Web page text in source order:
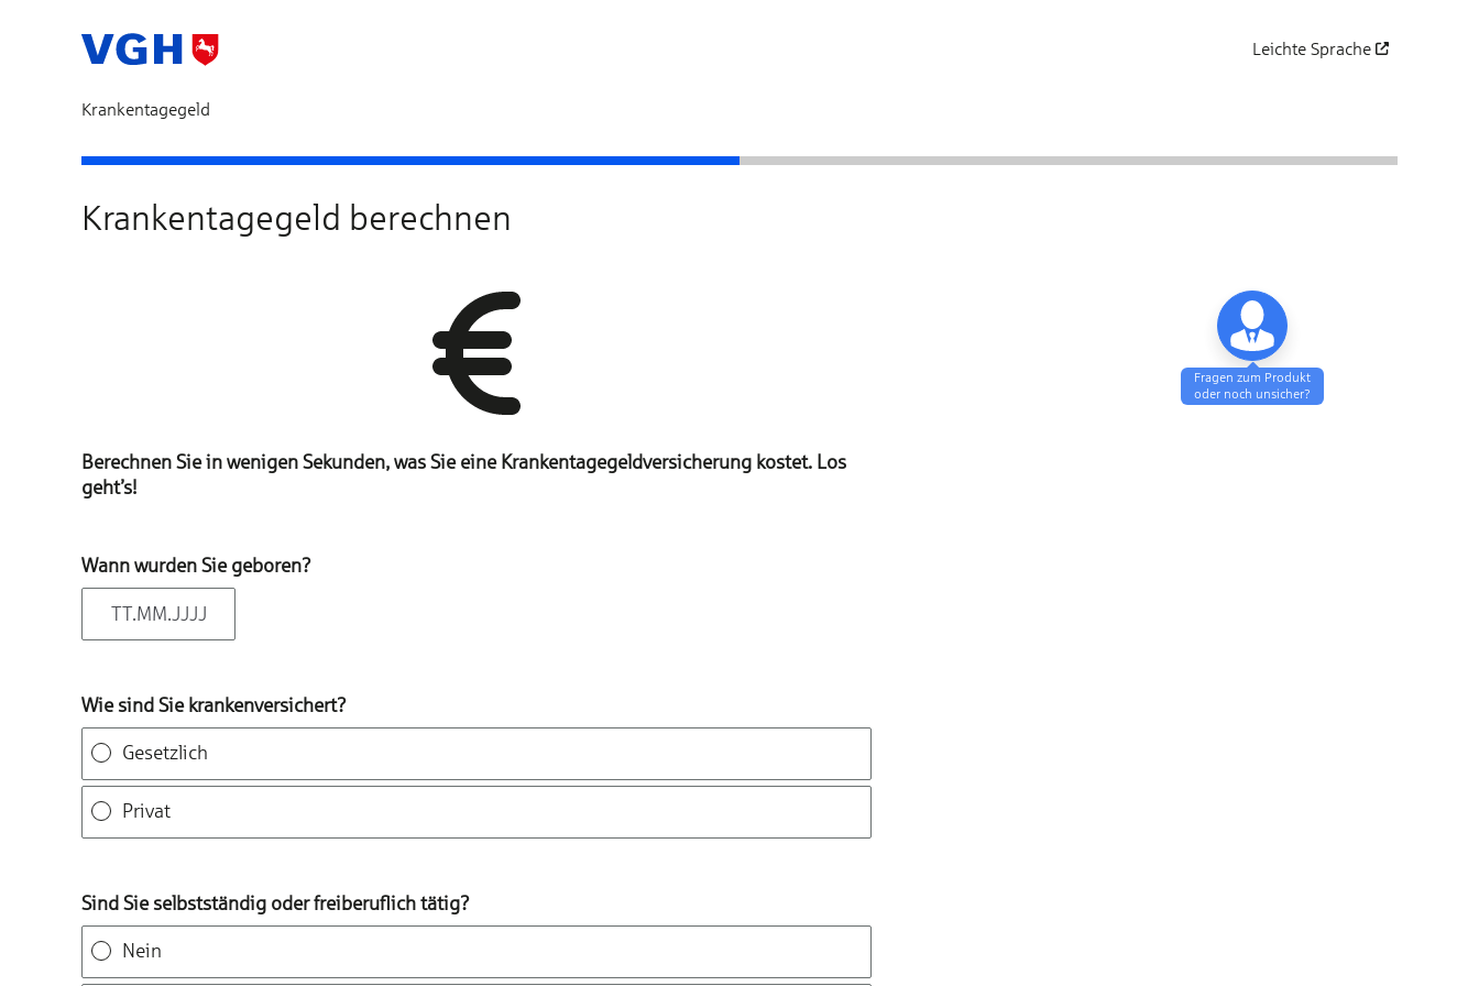
Leichte Sprache
Krankentagegeld
Bedarfsermittlung Schutz auswählen
Fragen zum Produkt
oder noch unsicher?
Krankentagegeld berechnen
Berechnen Sie in wenigen Sekunden, was Sie eine Krankentagegeld­versicherung kostet. Los
geht’s!
Wann wurden Sie geboren?
Wie sind Sie krankenversichert?
Gesetzlich
Privat
Sind Sie selbstständig oder freiberuflich tätig?
Nein